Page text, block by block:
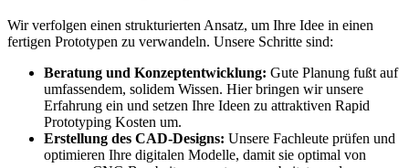
Wir verfolgen einen strukturierten Ansatz, um Ihre Idee in einen
fertigen Prototypen zu verwandeln. Unsere Schritte sind:
Beratung und Konzeptentwicklung: Gute Planung fußt auf
umfassendem, solidem Wissen. Hier bringen wir unsere
Erfahrung ein und setzen Ihre Ideen zu attraktiven Rapid
Prototyping Kosten um.
Erstellung des CAD-Designs: Unsere Fachleute prüfen und
optimieren Ihre digitalen Modelle, damit sie optimal von